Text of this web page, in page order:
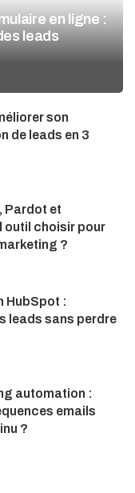
en ligne :
leads
son
de leads en 3
Pardot et
outil choisir pour
?
HubSpot :
leads sans perdre
automation :
emails
?